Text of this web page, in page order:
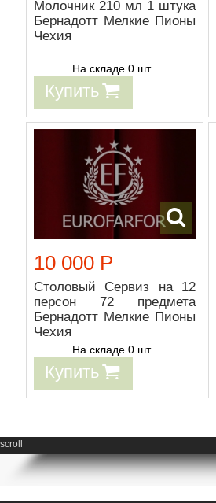
Молочник 210 мл 1 штука
Бернадотт Мелкие Пионы
Чехия
На складе 0 шт
Купить
10 000 Р
Столовый Сервиз на 12
персон 72 предмета
Бернадотт Мелкие Пионы
Чехия
На складе 0 шт
Купить
scroll